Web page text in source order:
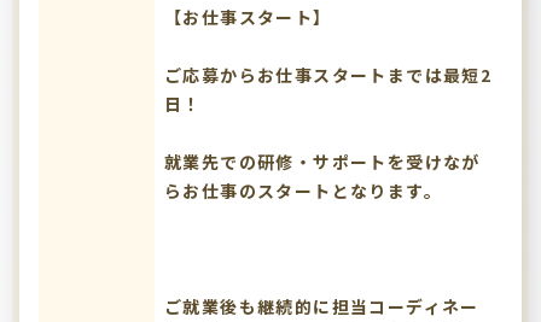
【お仕事スタート】
ご応募からお仕事スタートまでは最短2
日！
就業先での研修・サポートを受けなが
らお仕事のスタートとなります。
ご就業後も継続的に担当コーディネー